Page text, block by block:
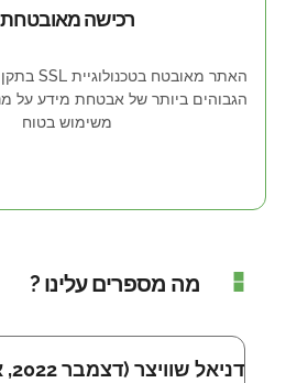
רכישה מאובטחת
הגבוהים ביותר של אבטחת מידע על
משימוש בטוח
מה מספרים עלינו ?
דניאל שוויצר (דצמבר 2022, אתר זאפ)